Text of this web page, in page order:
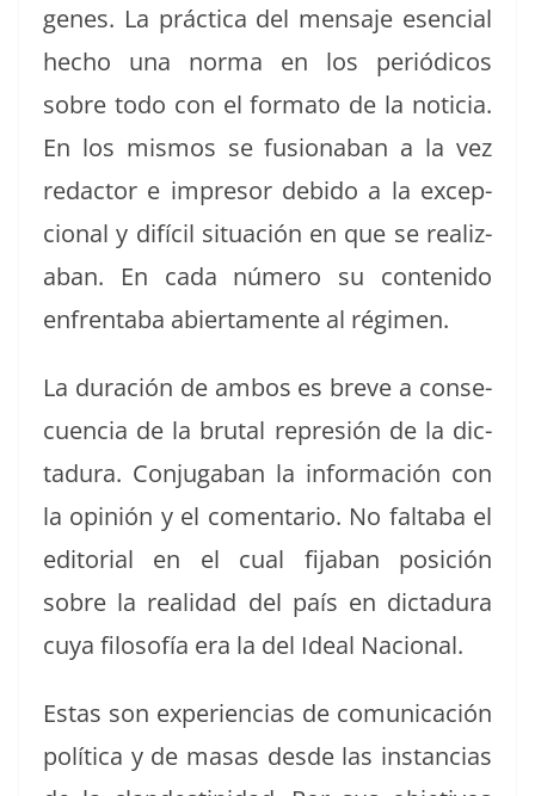
genes. La prác­ti­ca del men­saje esen­cial
hecho una nor­ma en los per­iódi­cos
sobre todo con el for­ma­to de la noti­cia.
En los mis­mos se fusion­a­ban a la vez
redac­tor e impre­sor debido a la excep­
cional y difí­cil situación en que se real­iz­
a­ban. En cada número su con­tenido
enfrenta­ba abier­ta­mente al régimen.
La duración de ambos es breve a con­se­
cuen­cia de la bru­tal repre­sión de la dic­
tadu­ra. Con­ju­ga­ban la infor­ma­ción con
la opinión y el comen­tario. No falta­ba el
edi­to­r­i­al en el cual fija­ban posi­ción
sobre la real­i­dad del país en dic­tadu­ra
cuya filosofía era la del Ide­al Nacional.
Estas son expe­ri­en­cias de comu­ni­cación
políti­ca y de masas des­de las instan­cias